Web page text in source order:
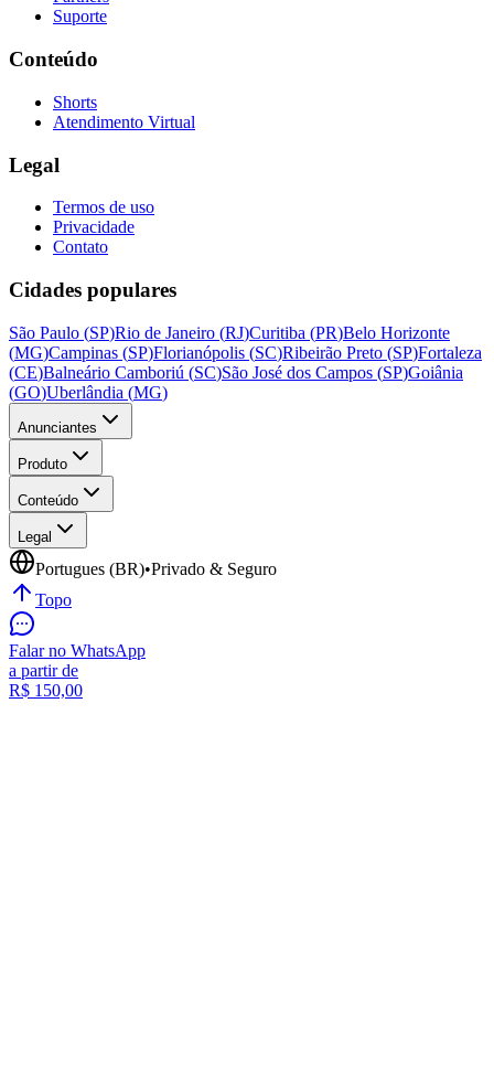
Suporte
Conteúdo
Shorts
Atendimento Virtual
Legal
Termos de uso
Privacidade
Contato
Cidades populares
São Paulo (SP)Rio de Janeiro (RJ)Curitiba (PR)Belo Horizonte
(MG)Campinas (SP)Florianópolis (SC)Ribeirão Preto (SP)Fortaleza
(CE)Balneário Camboriú (SC)São José dos Campos (SP)Goiânia
(GO)Uberlândia (MG)
Anunciantes
Produto
Conteúdo
Legal
Portugues (BR)•Privado & Seguro
Topo
Falar no WhatsApp
a partir de
R$ 150,00